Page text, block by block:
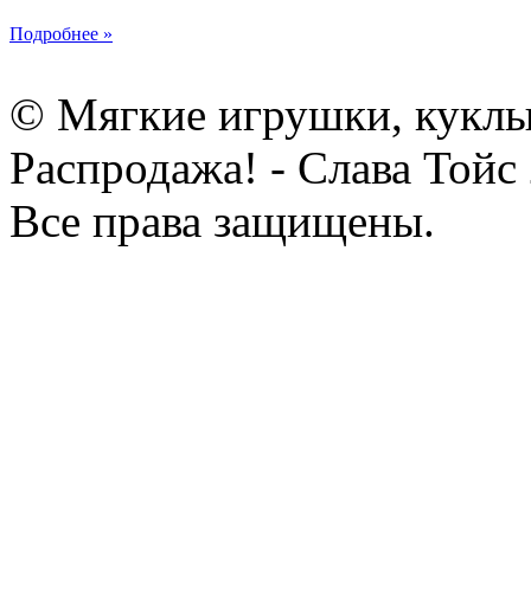
Подробнее »
© Мягкие игрушки,
Распродажа! - Слава Тойс
Все права защищены.